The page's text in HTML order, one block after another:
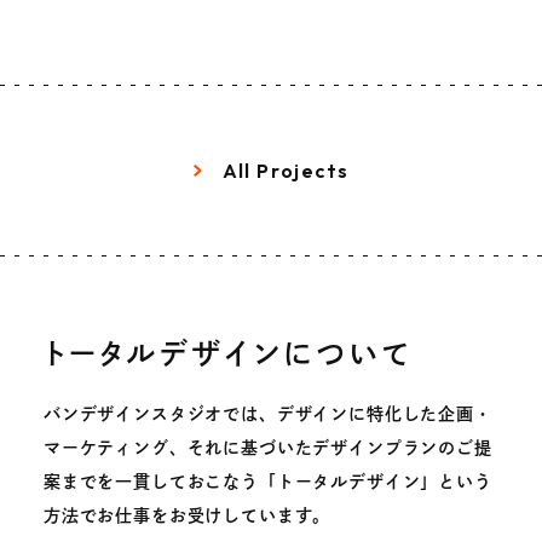
All Projects
トータルデザインについて
バンデザインスタジオでは、デザインに特化した企画・
マーケティング、それに基づいたデザインプランのご提
案までを一貫しておこなう「トータルデザイン」という
方法でお仕事をお受けしています。